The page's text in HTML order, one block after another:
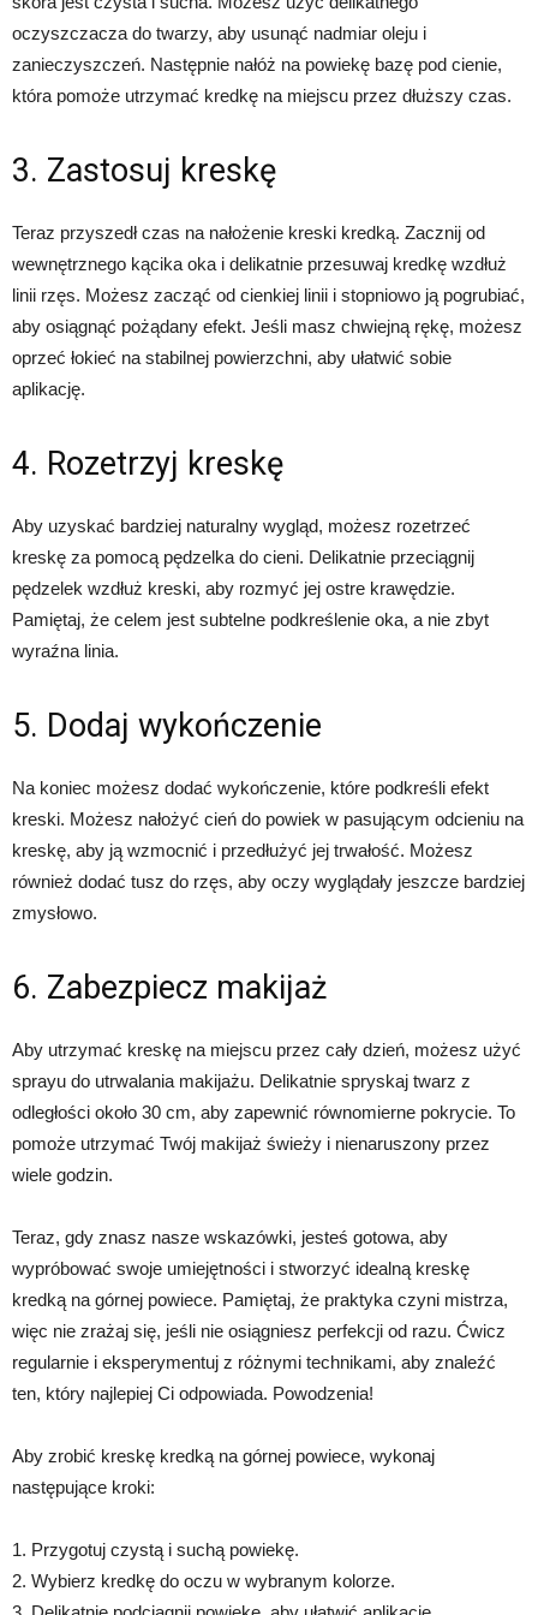
oczyszczacza do twarzy, aby usunąć nadmiar oleju i
zanieczyszczeń. Następnie nałóż na powiekę bazę pod cienie,
która pomoże utrzymać kredkę na miejscu przez dłuższy czas.
3. Zastosuj kreskę
Teraz przyszedł czas na nałożenie kreski kredką. Zacznij od
wewnętrznego kącika oka i delikatnie przesuwaj kredkę wzdłuż
linii rzęs. Możesz zacząć od cienkiej linii i stopniowo ją pogrubiać,
aby osiągnąć pożądany efekt. Jeśli masz chwiejną rękę, możesz
oprzeć łokieć na stabilnej powierzchni, aby ułatwić sobie
aplikację.
4. Rozetrzyj kreskę
Aby uzyskać bardziej naturalny wygląd, możesz rozetrzeć
kreskę za pomocą pędzelka do cieni. Delikatnie przeciągnij
pędzelek wzdłuż kreski, aby rozmyć jej ostre krawędzie.
Pamiętaj, że celem jest subtelne podkreślenie oka, a nie zbyt
wyraźna linia.
5. Dodaj wykończenie
Na koniec możesz dodać wykończenie, które podkreśli efekt
kreski. Możesz nałożyć cień do powiek w pasującym odcieniu na
kreskę, aby ją wzmocnić i przedłużyć jej trwałość. Możesz
również dodać tusz do rzęs, aby oczy wyglądały jeszcze bardziej
zmysłowo.
6. Zabezpiecz makijaż
Aby utrzymać kreskę na miejscu przez cały dzień, możesz użyć
sprayu do utrwalania makijażu. Delikatnie spryskaj twarz z
odległości około 30 cm, aby zapewnić równomierne pokrycie. To
pomoże utrzymać Twój makijaż świeży i nienaruszony przez
wiele godzin.
Teraz, gdy znasz nasze wskazówki, jesteś gotowa, aby
wypróbować swoje umiejętności i stworzyć idealną kreskę
kredką na górnej powiece. Pamiętaj, że praktyka czyni mistrza,
więc nie zrażaj się, jeśli nie osiągniesz perfekcji od razu. Ćwicz
regularnie i eksperymentuj z różnymi technikami, aby znaleźć
ten, który najlepiej Ci odpowiada. Powodzenia!
Aby zrobić kreskę kredką na górnej powiece, wykonaj
następujące kroki:
1. Przygotuj czystą i suchą powiekę.
2. Wybierz kredkę do oczu w wybranym kolorze.